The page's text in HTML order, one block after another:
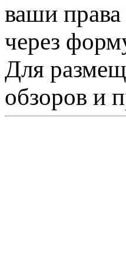
ваши
через
Для
обзоров и